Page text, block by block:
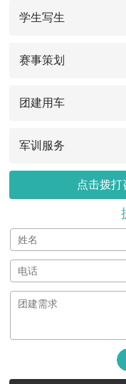
学生写生
赛事策划
团建用车
军训服务
点击拨打